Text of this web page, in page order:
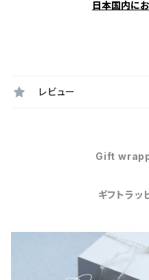
日本国内に
レビュー
Gift
ギフトラッ